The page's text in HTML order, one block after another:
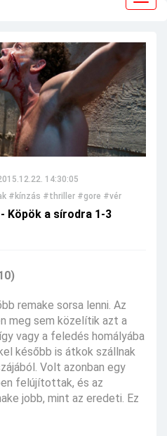
14:30:05
#kínzás #thriller #gore #vér
Köpök a sírodra 1-3
remake sorsa lenni. Az
meg sem közelítik azt a
vagy a feledés homályába
később is átkok szállnak
Volt azonban egy
felújítottak, és az
jobb, mint az eredeti. Ez